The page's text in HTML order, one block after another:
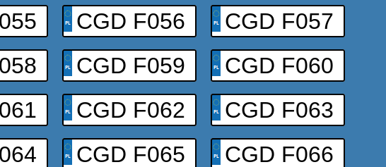
CGD F056
CGD F057
CGD F059
CGD F060
CGD F062
CGD F063
CGD F065
CGD F066